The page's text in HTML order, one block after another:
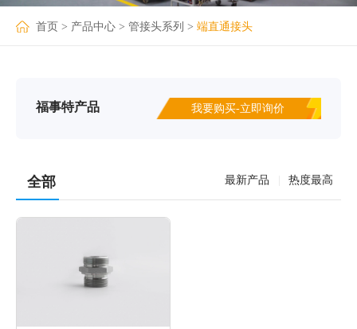
首页 > 产品中心> 管接头系列 > 端直通接头
福事特产品 我要购买-立即询价
全部 最新产品 热度最高